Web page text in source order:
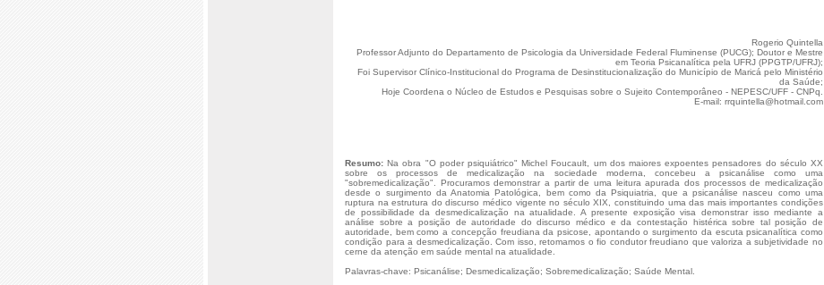
Rogerio Quintella
Professor Adjunto do Departamento de Psicologia da Universidade Federal Fluminense (PUCG); Doutor e Mestre
em Teoria Psicanalítica pela UFRJ (PPGTP/UFRJ);
Foi Supervisor Clínico-Institucional do Programa de Desinstitucionalização do Município de Maricá pelo Ministério
da Saúde;
Hoje Coordena o Núcleo de Estudos e Pesquisas sobre o Sujeito Contemporâneo - NEPESC/UFF - CNPq.
E-mail: rrquintella@hotmail.com
Resumo: Na obra "O poder psiquiátrico" Michel Foucault, um dos maiores expoentes pensadores do século XX
sobre os processos de medicalização na sociedade moderna, concebeu a psicanálise como uma
"sobremedicalização". Procuramos demonstrar a partir de uma leitura apurada dos processos de medicalização
desde o surgimento da Anatomia Patológica, bem como da Psiquiatria, que a psicanálise nasceu como uma
ruptura na estrutura do discurso médico vigente no século XIX, constituindo uma das mais importantes condições
de possibilidade da desmedicalização na atualidade. A presente exposição visa demonstrar isso mediante a
análise sobre a posição de autoridade do discurso médico e da contestação histérica sobre tal posição de
autoridade, bem como a concepção freudiana da psicose, apontando o surgimento da escuta psicanalítica como
condição para a desmedicalização. Com isso, retomamos o fio condutor freudiano que valoriza a subjetividade no
cerne da atenção em saúde mental na atualidade.
Palavras-chave: Psicanálise; Desmedicalização; Sobremedicalização; Saúde Mental.